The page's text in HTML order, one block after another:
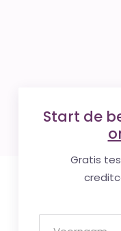
Start de
Gratis